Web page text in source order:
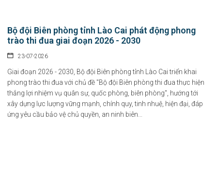
Bộ đội Biên phòng tỉnh Lào Cai phát động phong
trào thi đua giai đoạn 2026 - 2030
23-07-2026
Giai đoạn 2026 - 2030, Bộ đội Biên phòng tỉnh Lào Cai triển khai
phong trào thi đua với chủ đề "Bộ đội Biên phòng thi đua thực hiện
thắng lợi nhiệm vụ quân sự, quốc phòng, biên phòng", hướng tới
xây dựng lực lượng vững mạnh, chính quy, tinh nhuệ, hiện đại, đáp
ứng yêu cầu bảo vệ chủ quyền, an ninh biên...